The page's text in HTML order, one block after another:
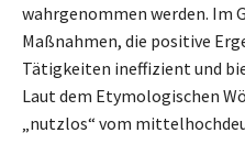
wahrgenommen werden. Im
Maßnahmen, die positive
Tätigkeiten ineffizient und
Laut dem Etymologischen
„nutzlos“ vom